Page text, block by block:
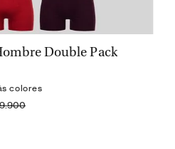
VISTA RÁPIDA
Double Pack
colores